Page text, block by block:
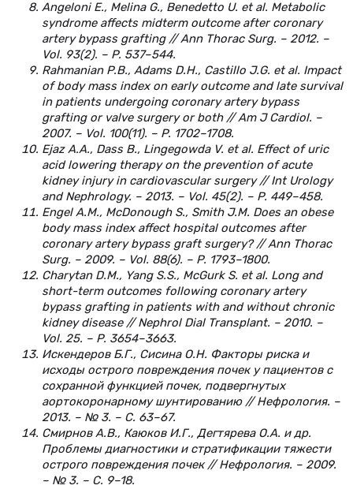
Angeloni E., Melina G., Benedetto U. et al. Metabolic
syndrome affects midterm outcome after coronary
artery bypass grafting // Ann Thorac Surg. – 2012. –
Vol. 93(2). – P. 537–544.
Rahmanian P.B., Adams D.H., Castillo J.G. et al. Impact
of body mass index on early outcome and late survival
in patients undergoing coronary artery bypass
grafting or valve surgery or both // Am J Cardiol. –
2007. – Vol. 100(11). – P. 1702–1708.
Ejaz A.A., Dass B., Lingegowda V. et al. Effect of uric
acid lowering therapy on the prevention of acute
kidney injury in cardiovascular surgery // Int Urology
and Nephrology. – 2013. – Vol. 45(2). – P. 449–458.
Engel A.M., McDonough S., Smith J.M. Does an obese
body mass index affect hospital outcomes after
coronary artery bypass graft surgery? // Ann Thorac
Surg. – 2009. – Vol. 88(6). – P. 1793–1800.
Charytan D.M., Yang S.S., McGurk S. et al. Long and
short-term outcomes following coronary artery
bypass grafting in patients with and without chronic
kidney disease // Nephrol Dial Transplant. – 2010. –
Vol. 25. – P. 3654–3663.
Искендеров Б.Г., Сисина О.Н. Факторы риска и
исходы острого повреждения почек у пациентов с
сохранной функцией почек, подвергнутых
аортокоронарному шунтированию // Нефрология. –
2013. – № 3. – С. 63–67.
Смирнов А.В., Каюков И.Г., Дегтярева О.А. и др.
Проблемы диагностики и стратификации тяжести
острого повреждения почек // Нефрология. – 2009.
– № 3. – С. 9–18.